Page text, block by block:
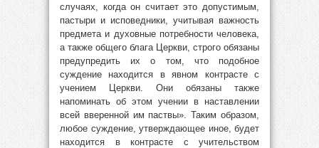
случаях, когда он считает это допустимым,
пастыри и исповедники, учитывая важность
предмета и духовные потребности человека,
а также общего блага Церкви, строго обязаны
предупредить их о том, что подобное
суждение находится в явном контрасте с
учением Церкви. Они обязаны также
напоминать об этом учении в наставлении
всей вверенной им паствы». Таким образом,
любое суждение, утверждающее иное, будет
находится в контрасте с учительством